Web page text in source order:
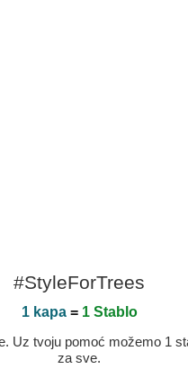
#StyleForTrees
1 kapa= 1 Stablo
Uz tvoju pomoć možemo 1
za sve.